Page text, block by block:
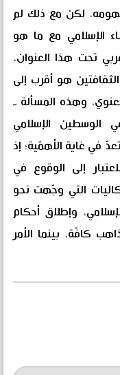
لكن مع ذلك لم
الإسلامي مع ما هو
تحت هذا العنوان،
هو أقرب إلى
وهذه المسألة ـ
الوسطين الإسلامي
في غاية الأهمّية؛ إذ
إلى الوقوع في
التي وجّهت نحو
وإطلاق أحكام
كافّة، بينما الأمر